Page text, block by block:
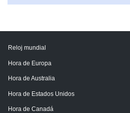
Reloj mundial
Hora de Europa
Hora de Australia
Hora de Estados Unidos
Hora de Canadá